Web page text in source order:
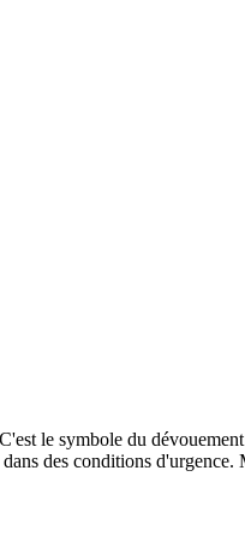
le symbole du
des conditions